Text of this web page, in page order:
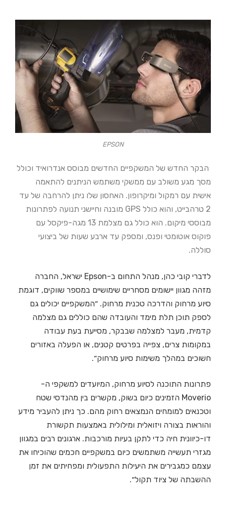
EPSON
הבקר החדש של המשקפיים החדשים מבוסס אנדרואיד וכולל
מסך מגע משולב עם ממשקי משתמש הניתנים להתאמה
אישית עם רמקול ומיקרופון. האחסון שלו ניתן להרחבה של עד
2 טרהבייט, והוא כולל GPS מובנה וחיישני תנועה לפתרונות
מבוססי מיקום. הוא כולל גם מצלמת 13 מגה-פיקסל עם
פוקוס אוטומטי ופנס, ומספק עד ארבע שעות של ביצועי
סוללה.
לדברי קובי כהן, מנהל התחום ב-Epson ישראל, החברה
מזהה מגוון יישומים מסחריים שימושיים במספר שווקים, דוגמת
סיוע מרחוק והדרכה טכנית מרחוק. ״המשקפיים יכולים גם
לספק תוכן תלת מימד והעובדה שהם כוללים גם מצלמה
קדמית, מעבר למצלמה שבבקר, מסייעת בעת עבודה
במקומות צרים, צפייה בפרטים קטנים, או הפעלה באזורים
חשוכים במהלך משימות סיוע מרחוק״.
פתרונות התוכנה לסיוע מרחוק, המיועדים למשקפי ה-
Moverio הזמינים כיום בשוק, מקשרים בין מהנדסי שטח
וטכנאים למומחים הנמצאים רחוק מהם. כך ניתן להעביר מידע
והוראות בצורה ויזואלית ומילולית באמצעות תקשורת
דו-כיוונית חיה כדי לתקן בעיות מורכבות. ארגונים רבים במגוון
מגזרי תעשייה משתמשים כיום במשקפיים חכמים שהוכיחו את
עצמם כמגבירים את היעילות התפעולית ומפחיתים את זמן
ההשבתה של ציוד תקול״.